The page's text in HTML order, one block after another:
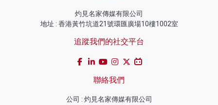
灼見名家傳媒有限公司
地址 : 香港黃竹坑道21號環匯廣場10樓1002室
追蹤我們的社交平台
聯絡我們
公司 : 灼見名家傳媒有限公司